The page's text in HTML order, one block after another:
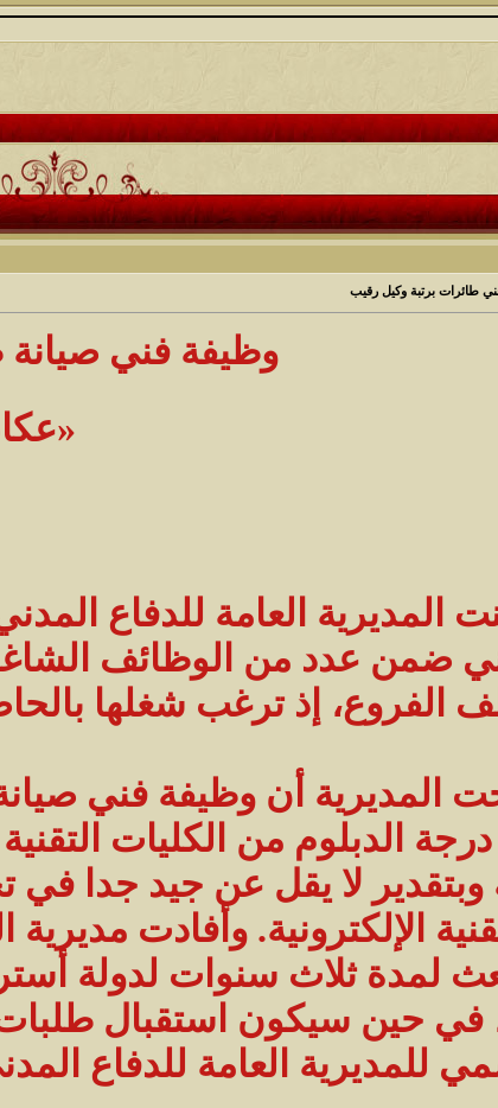
طائرات برتبة وكيل رقيب
وظيفة فني صيانة
المديرية العامة للدفاع
ضمن عدد من الوظائف
الفروع، إذ ترغب شغلها
المديرية أن وظيفة فني
الدبلوم من الكليات التقنية
وبتقدير لا يقل عن جيد جدا في
الإلكترونية. وأفادت
لمدة ثلاث سنوات لدولة
في حين سيكون استقبال